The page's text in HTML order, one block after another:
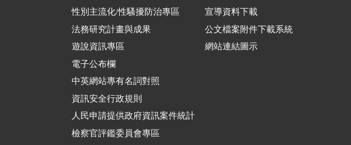
性別主流化/性騷擾防治專區
法務研究計畫與成果
遊說資訊專區
電子公布欄
中英網站專有名詞對照
資訊安全行政規則
人民申請提供政府資訊案件統計
檢察官評鑑委員會專區
宣導資料下載
公文檔案附件下載系統
網站連結圖示